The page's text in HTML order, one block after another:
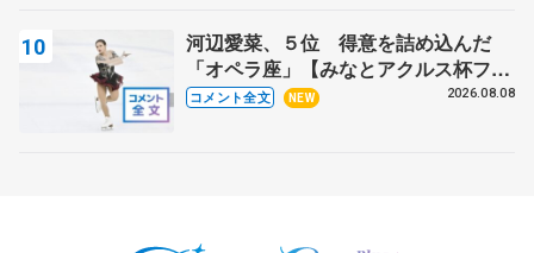
河辺愛菜、５位 得意を詰め込んだ
「オペラ座」【みなとアクルス杯フリ
ー】
コメント全文 NEW 2026.08.08